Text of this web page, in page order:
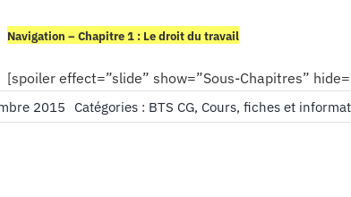
Navigation – Chapitre 1 : Le droit du travail
[spoiler effect=”slide” show=”Sous-Chapitres”
2015 Catégories : BTS CG, Cours, fiches et